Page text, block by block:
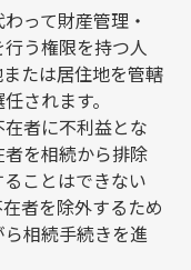
って財産管理・
う権限を持つ人
たは居住地を管轄
されます。
者に不利益とな
を相続から排除
ことはできない
者を除外するため
相続手続きを進